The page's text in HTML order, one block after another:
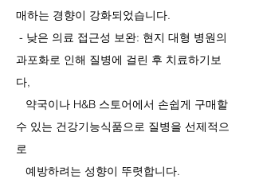
매하는 경향이 강화되었습니다.
- 낮은 의료 접근성 보완: 현지 대형 병원의
과포화로 인해 질병에 걸린 후 치료하기보
다,
약국이나 H&B 스토어에서 손쉽게 구매할
수 있는 건강기능식품으로 질병을 선제적으
로
예방하려는 성향이 뚜렷합니다.